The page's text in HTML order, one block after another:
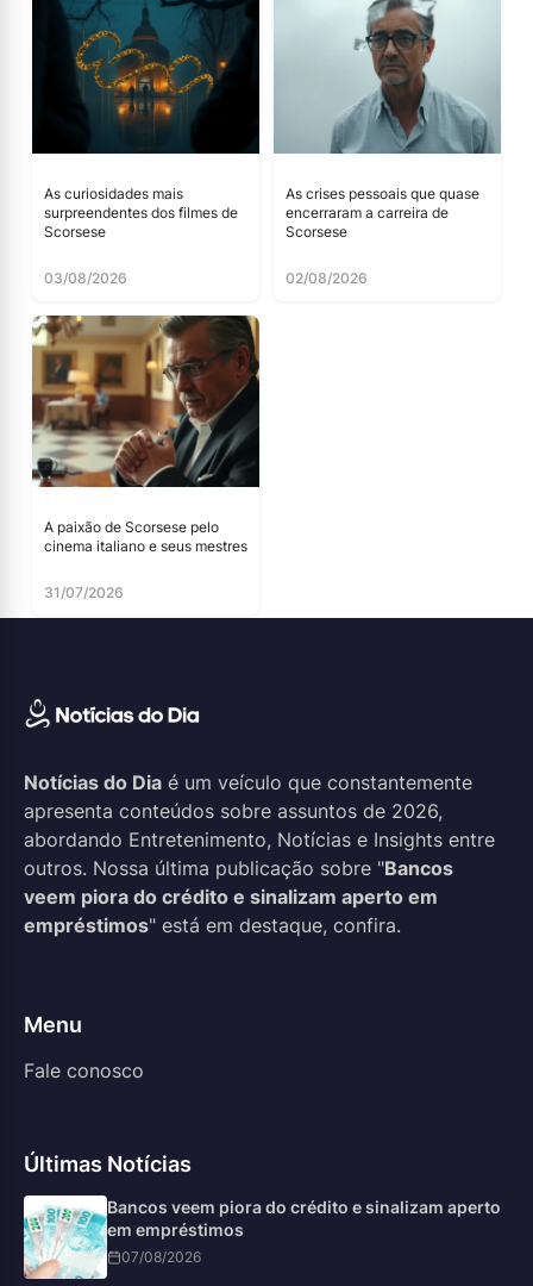
As curiosidades mais
surpreendentes dos filmes de
Scorsese
03/08/2026
As crises pessoais que quase
encerraram a carreira de
Scorsese
02/08/2026
A paixão de Scorsese pelo
cinema italiano e seus mestres
31/07/2026
Notícias do Dia é um veículo que constantemente
apresenta conteúdos sobre assuntos de 2026,
abordando Entretenimento, Notícias e Insights entre
outros. Nossa última publicação sobre "Bancos
veem piora do crédito e sinalizam aperto em
empréstimos" está em destaque, confira.
Menu
Fale conosco
Últimas Notícias
Bancos veem piora do crédito e sinalizam aperto
em empréstimos
07/08/2026